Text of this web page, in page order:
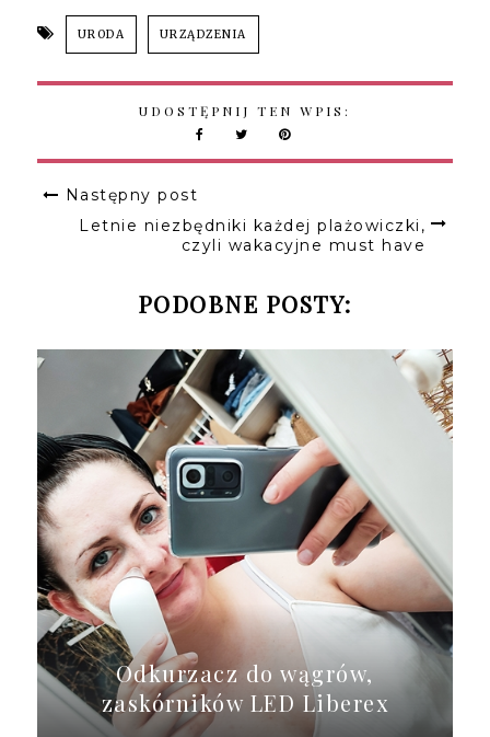
URODA URZĄDZENIA
UDOSTĘPNIJ TEN WPIS:
Następny post
Letnie niezbędniki każdej plażowiczki,
czyli wakacyjne must have
PODOBNE POSTY:
Odkurzacz do wągrów,
zaskórników LED Liberex